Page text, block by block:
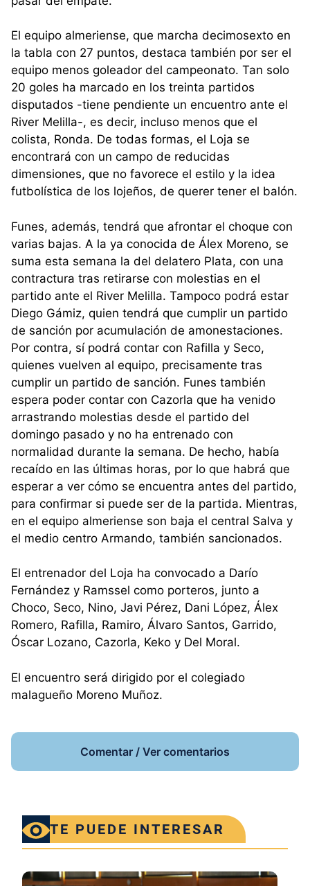
El equipo almeriense, que marcha decimosexto en
la tabla con 27 puntos, destaca también por ser el
equipo menos goleador del campeonato. Tan solo
20 goles ha marcado en los treinta partidos
disputados -tiene pendiente un encuentro ante el
River Melilla-, es decir, incluso menos que el
colista, Ronda. De todas formas, el Loja se
encontrará con un campo de reducidas
dimensiones, que no favorece el estilo y la idea
futbolística de los lojeños, de querer tener el balón.
Funes, además, tendrá que afrontar el choque con
varias bajas. A la ya conocida de Álex Moreno, se
suma esta semana la del delatero Plata, con una
contractura tras retirarse con molestias en el
partido ante el River Melilla. Tampoco podrá estar
Diego Gámiz, quien tendrá que cumplir un partido
de sanción por acumulación de amonestaciones.
Por contra, sí podrá contar con Rafilla y Seco,
quienes vuelven al equipo, precisamente tras
cumplir un partido de sanción. Funes también
espera poder contar con Cazorla que ha venido
arrastrando molestias desde el partido del
domingo pasado y no ha entrenado con
normalidad durante la semana. De hecho, había
recaído en las últimas horas, por lo que habrá que
esperar a ver cómo se encuentra antes del partido,
para confirmar si puede ser de la partida. Mientras,
en el equipo almeriense son baja el central Salva y
el medio centro Armando, también sancionados.
El entrenador del Loja ha convocado a Darío
Fernández y Ramssel como porteros, junto a
Choco, Seco, Nino, Javi Pérez, Dani López, Álex
Romero, Rafilla, Ramiro, Álvaro Santos, Garrido,
Óscar Lozano, Cazorla, Keko y Del Moral.
El encuentro será dirigido por el colegiado
malagueño Moreno Muñoz.
Comentar / Ver comentarios
TE PUEDE INTERESAR